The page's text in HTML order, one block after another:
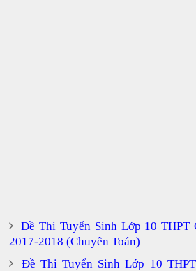
Đề Thi Tuyển Sinh Lớp 10 THPT
2017-2018 (Chuyên Toán)
Đề Thi Tuyển Sinh Lớp 10